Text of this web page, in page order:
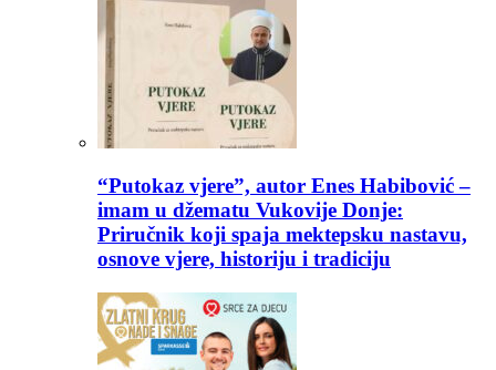
“Putokaz vjere”, autor Enes Habibović –
imam u džematu Vukovije Donje:
Priručnik koji spaja mektepsku nastavu,
osnove vjere, historiju i tradiciju